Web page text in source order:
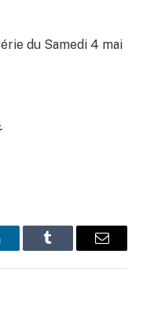
du Samedi 4 mai
Tumblr Email